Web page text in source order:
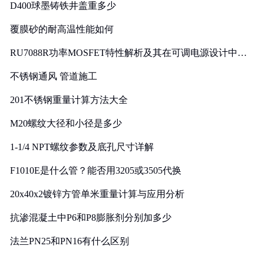
D400球墨铸铁井盖重多少
覆膜砂的耐高温性能如何
RU7088R功率MOSFET特性解析及其在可调电源设计中的
不锈钢通风 管道施工
201不锈钢重量计算方法大全
M20螺纹大径和小径是多少
1-1/4 NPT螺纹参数及底孔尺寸详解
F1010E是什么管？能否用3205或3505代换
20x40x2镀锌方管单米重量计算与应用分析
抗渗混凝土中P6和P8膨胀剂分别加多少
法兰PN25和PN16有什么区别